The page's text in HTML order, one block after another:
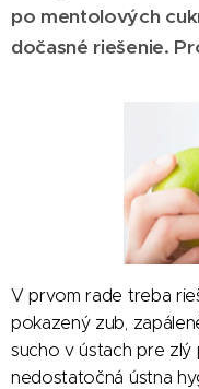
po mentolových
dočasné riešenie.
V prvom rade treba
pokazený zub,
sucho v ústach pre zlý
nedostatočná ústna